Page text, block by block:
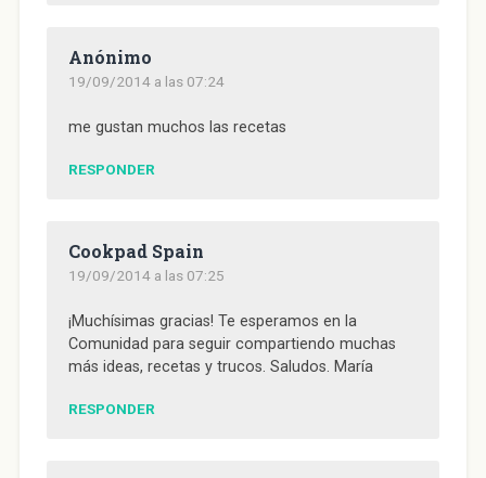
Anónimo
19/09/2014 a las 07:24
me gustan muchos las recetas
RESPONDER
Cookpad Spain
19/09/2014 a las 07:25
¡Muchísimas gracias! Te esperamos en la
Comunidad para seguir compartiendo muchas
más ideas, recetas y trucos. Saludos. María
RESPONDER